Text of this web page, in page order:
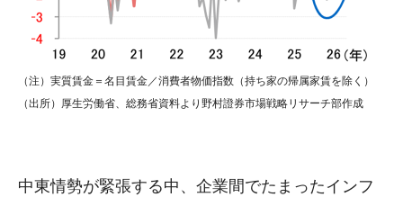
（注）実質賃金＝名目賃金／消費者物価指数（持ち家の帰属家賃を除く）
（出所）厚生労働省、総務省資料より野村證券市場戦略リサーチ部作成
中東情勢が緊張する中、企業間でたまったインフ